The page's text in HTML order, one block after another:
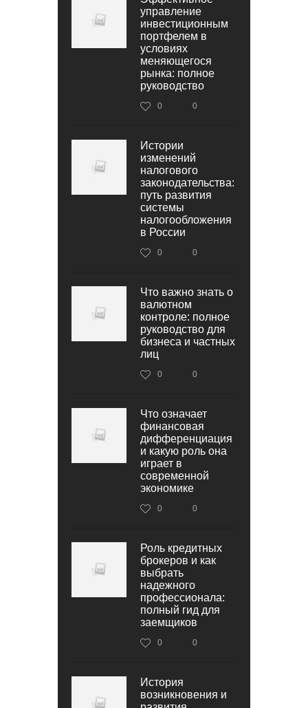
управление
инвестиционным
портфелем в
условиях
меняющегося
рынка: полное
руководство
0 0
Истории
изменений
налогового
законодательства:
путь развития
системы
налогообложения
в России
0 0
Что важно знать о
валютном
контроле: полное
руководство для
бизнеса и частных
лиц
0 0
Что означает
финансовая
дифференциация
и какую роль она
играет в
современной
экономике
0 0
Роль кредитных
брокеров и как
выбрать
надежного
профессионала:
полный гид для
заемщиков
0 0
История
возникновения и